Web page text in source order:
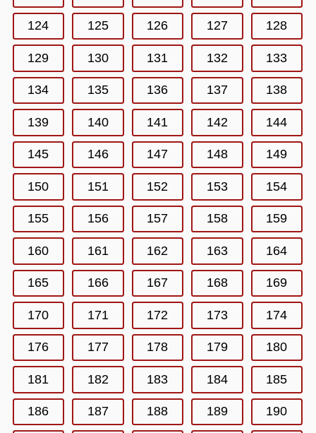
124 125 126 127 128
129 130 131 132 133
134 135 136 137 138
139 140 141 142 144
145 146 147 148 149
150 151 152 153 154
155 156 157 158 159
160 161 162 163 164
165 166 167 168 169
170 171 172 173 174
176 177 178 179 180
181 182 183 184 185
186 187 188 189 190